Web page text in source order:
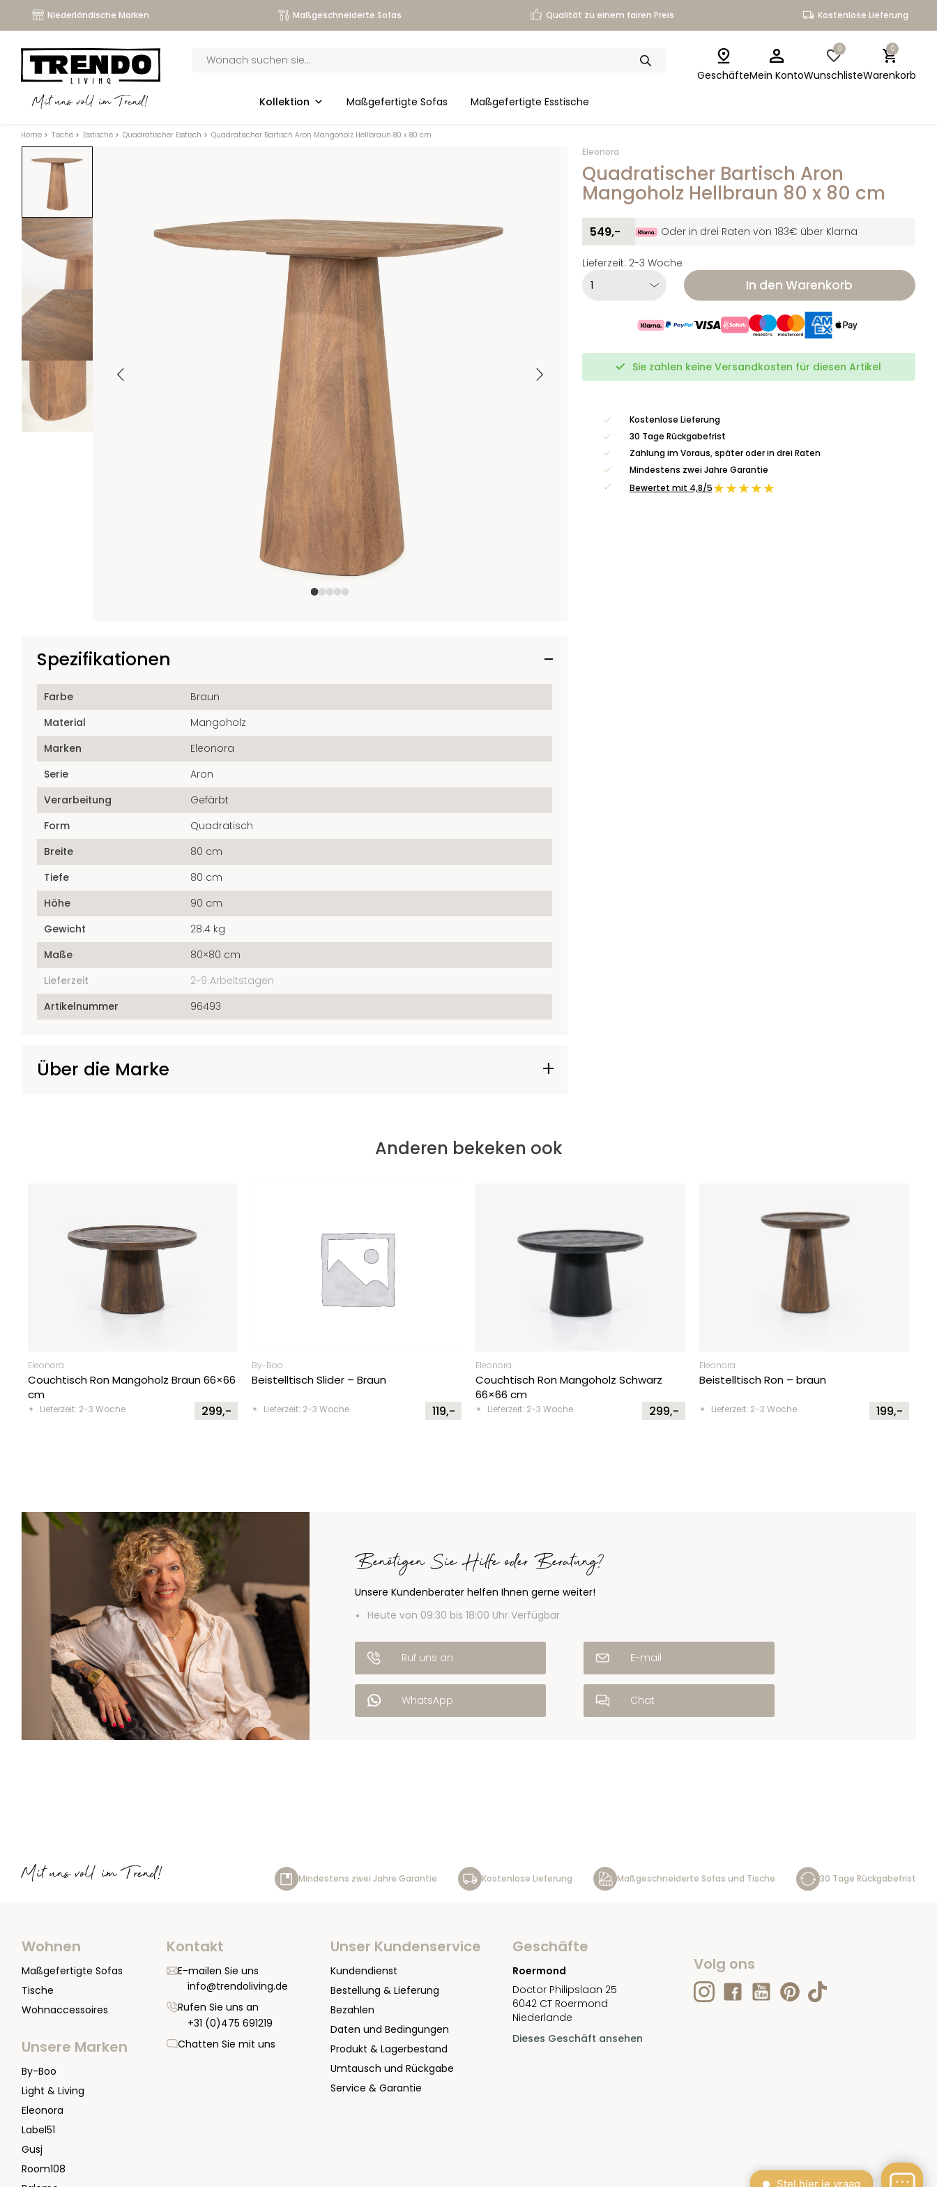
Niederländische Marken Maßgeschneiderte Sofas Qualität zu einem fairen Preis Kostenlose Lieferung
Mit uns voll im Trend!
search
Kollektion Maßgefertigte Sofas Maßgefertigte Esstische
GeschäfteMein Konto
0
Wunschliste
0
Warenkorb
Home > Tische > Esstische > Quadratischer Esstisch > Quadratischer Bartisch Aron Mangoholz Hellbraun 80 x 80 cm
Spezifikationen
Farbe
Braun
Material
Mangoholz
Marken
Eleonora
Serie
Aron
Verarbeitung
Gefärbt
Form
Quadratisch
Breite
80 cm
Tiefe
80 cm
Höhe
90 cm
Gewicht
28.4 kg
Maße
80×80 cm
Lieferzeit
2-9 Arbeitstagen
Artikelnummer
96493
Über die Marke
Eleonora
Quadratischer Bartisch Aron
Mangoholz Hellbraun 80 x 80 cm
549,- Oder in drei Raten von 183€ über Klarna
Lieferzeit: 2-3 Woche
In den Warenkorb
Sie zahlen keine Versandkosten für diesen Artikel
Kostenlose Lieferung
30 Tage Rückgabefrist
Zahlung im Voraus, später oder in drei Raten
Mindestens zwei Jahre Garantie
Bewertet mit 4,8/5★★★★★
Anderen bekeken ook
Eleonora
Couchtisch Ron Mangoholz Braun 66×66
cm
Lieferzeit: 2-3 Woche 299,-
By-Boo
Beistelltisch Slider – Braun
Lieferzeit: 2-3 Woche 119,-
Eleonora
Couchtisch Ron Mangoholz Schwarz
66×66 cm
Lieferzeit: 2-3 Woche 299,-
Eleonora
Beistelltisch Ron – braun
Lieferzeit: 2-3 Woche 199,-
Benötigen Sie Hilfe oder Beratung?
Unsere Kundenberater helfen Ihnen gerne weiter!
Heute von 09:30 bis 18:00 Uhr Verfügbar
Ruf uns an E-mail
WhatsApp Chat
Mit uns voll im Trend! Mindestens zwei Jahre Garantie Kostenlose Lieferung Maßgeschneiderte Sofas und Tische 30 Tage Rückgabefrist
Wohnen
Maßgefertigte Sofas
Tische
Wohnaccessoires
Unsere Marken
By-Boo
Light & Living
Eleonora
Label51
Gusj
Room108
Kontakt
E-mailen Sie uns
info@trendoliving.de
Rufen Sie uns an
+31 (0)475 691219
Chatten Sie mit uns
Unser Kundenservice
Kundendienst
Bestellung & Lieferung
Bezahlen
Daten und Bedingungen
Produkt & Lagerbestand
Umtausch und Rückgabe
Service & Garantie
Geschäfte
Roermond
Doctor Philipslaan 25
6042 CT Roermond
Niederlande
Dieses Geschäft ansehen
Volg ons